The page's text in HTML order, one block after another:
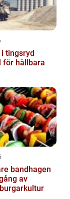
tingsryd
för hållbara
bandhagen
av